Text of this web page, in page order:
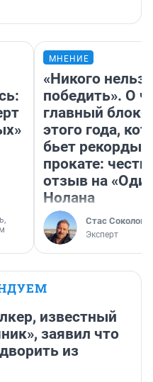
МНЕНИЕ
«Никого нельзя
победить». О
главный
этого года,
бьет рекорды в
прокате:
отзыв на
Нолана
Стас Соколов
Эксперт
известный
заявил что
из